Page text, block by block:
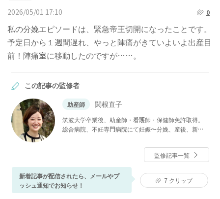
2026/05/01 17:10
0
私の分娩エピソードは、緊急帝王切開になったことです。
予定日から１週間遅れ、やっと陣痛がきていよいよ出産目
前！陣痛室に移動したのですが……。
この記事の監修者
助産師 関根直子
筑波大学卒業後、助産師・看護師・保健師免許取得。
総合病院、不妊専門病院にて妊娠〜分娩、産後、新生
ディセラピスト（ベビーマッサージ）資格あり。現在
は産科医院、母子専門訪問看護ステーションにて、入
院中だけでなく産後ケアや育児支援に従事。ベビーカ
レンダーでは、妊娠中や子育て期に寄り添い、分かり
やすくためになる記事作りを心がけている。自身も姉
妹の母として子育てに奮闘中。
監修記事一覧
新着記事が配信されたら、メールやプ
ッシュ通知でお知らせ！
7 クリップ